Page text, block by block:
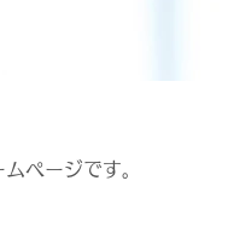
ページです。